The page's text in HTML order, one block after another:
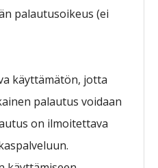
palautusoikeus (ei
käyttämätön, jotta
palautus voidaan
on ilmoitettava